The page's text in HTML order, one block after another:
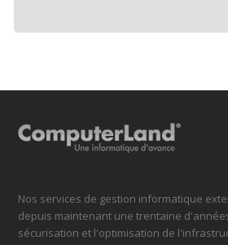
Nos services de gestion informatique
depuis maintenant une trentaine
sécurisation et l'optimisation de